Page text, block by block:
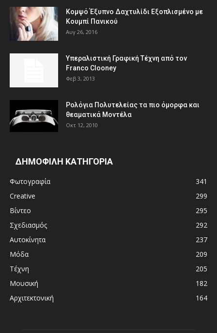
Κομψό Έξυπνο Δαχτυλίδι Εξοπλισμένο με
Κουμπί Πανικού
Αυγ 26, 2016
Υπεραλιστική Γραφική Τέχνη από τον
Franco Clooney
Φεβ 3, 2013
Ρολόγια Πολυτελείας τα πιο όμορφα και
θεαματικά Μοντέλα
Οκτ 12, 2010
ΔΗΜΟΦΙΛΗ ΚΑΤΗΓΟΡΙΑ
Φωτογραφία
341
Creative
299
Βίντεο
295
Σχεδιασμός
292
Αυτοκίνητα
237
Μόδα
209
Τέχνη
205
Μουσική
182
Αρχιτεκτονική
164